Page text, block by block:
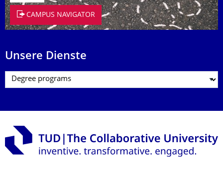
CAMPUS NAVIGATOR
Unsere Dienste